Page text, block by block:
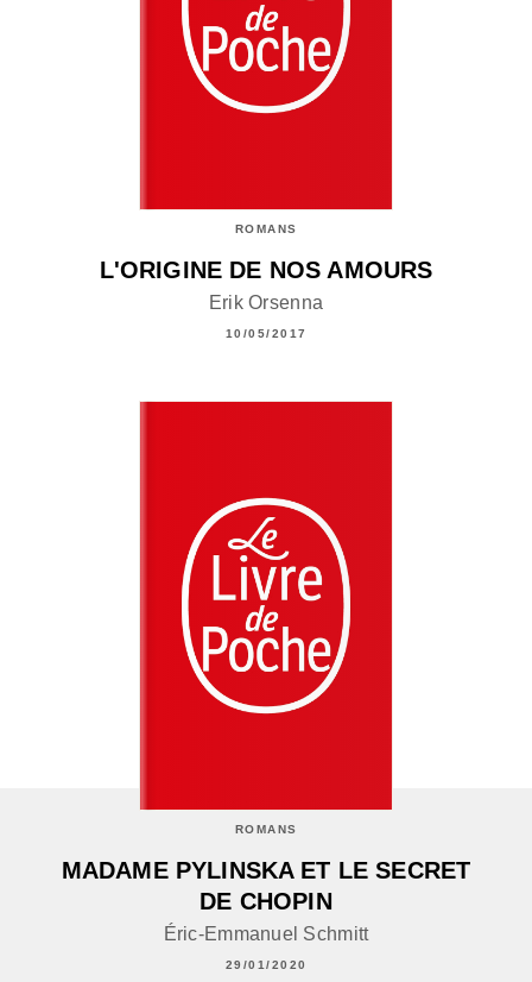
ROMANS
L'ORIGINE DE NOS AMOURS
Erik Orsenna
10/05/2017
ROMANS
MADAME PYLINSKA ET LE SECRET
DE CHOPIN
Éric-Emmanuel Schmitt
29/01/2020